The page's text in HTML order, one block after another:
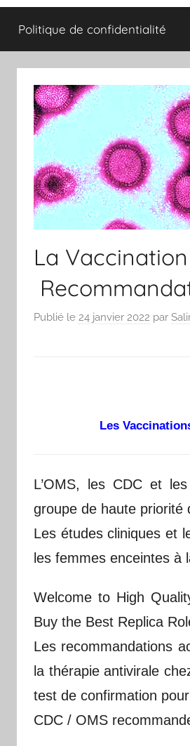
Politique de confidentialité
La
Publié le 24 janvier 2022 par
Les
L’OMS, les CDC et
groupe de haute priorité
Les études cliniques et
les femmes enceintes à
Welcome to High
Buy the Best Replica
Les recommandations
la thérapie antivirale
test de confirmation
CDC / OMS